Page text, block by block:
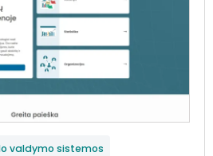
valdymo sistemos